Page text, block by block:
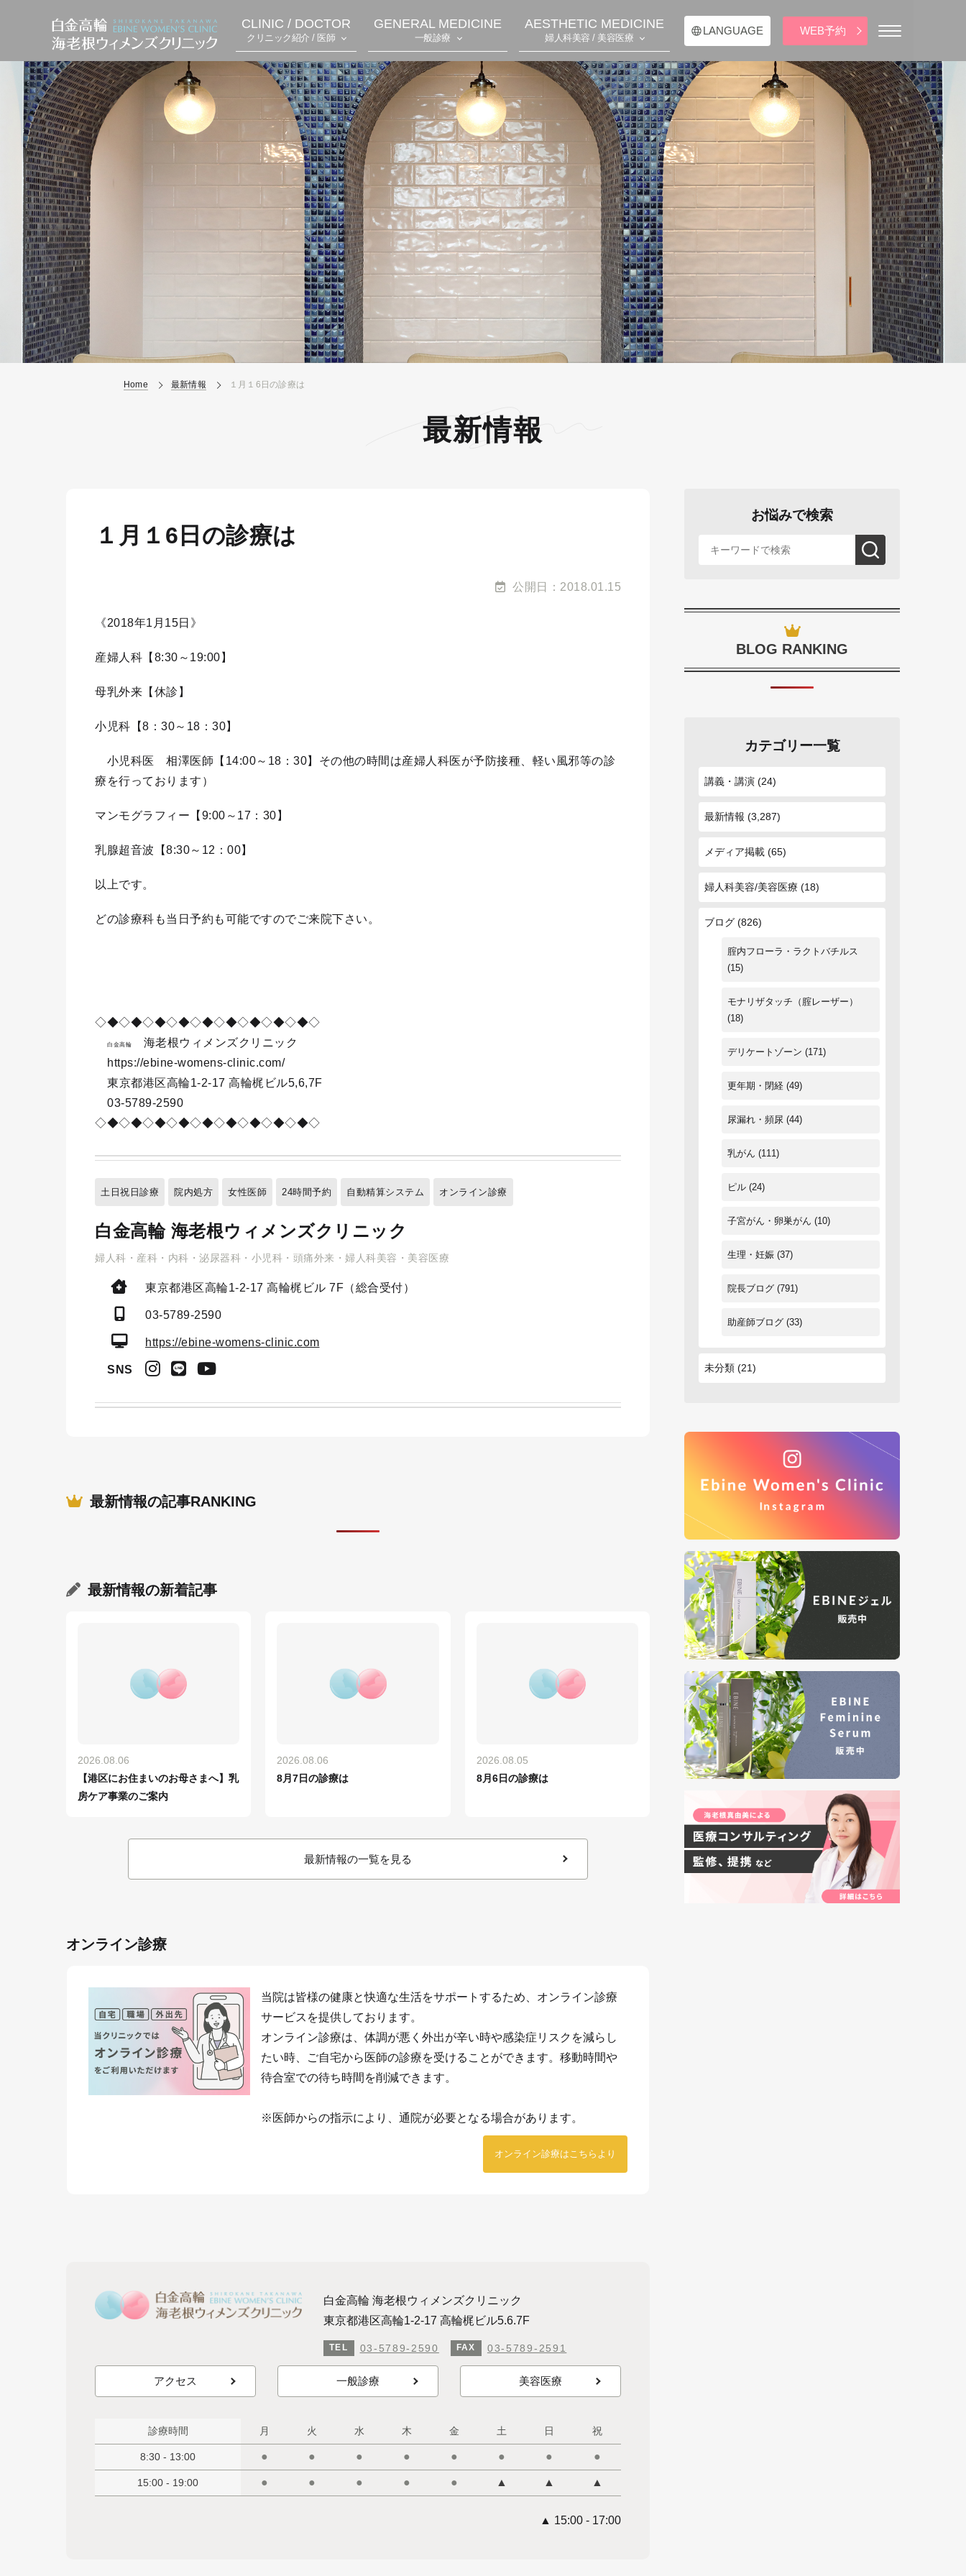
CLINIC / DOCTOR
クリニック紹介 / 医師
GENERAL MEDICINE
一般診療
AESTHETIC MEDICINE
婦人科美容 / 美容医療
LANGUAGE WEB予約
Home 最新情報 １月１6日の診療は
最新情報
１月１6日の診療は
公開日：2018.01.15
《2018年1月15日》
産婦人科【8:30～19:00】
母乳外来【休診】
小児科【8：30～18：30】
小児科医 相澤医師【14:00～18：30】その他の時間は産婦人科医が予防接種、軽い風邪等の診
療を行っております）
マンモグラフィー【9:00～17：30】
乳腺超音波【8:30～12：00】
以上です。
どの診療科も当日予約も可能ですのでご来院下さい。
◇◆◇◆◇◆◇◆◇◆◇◆◇◆◇◆◇◆◇
白金高輪
海老根ウィメンズクリニック
https://ebine-womens-clinic.com/
東京都港区高輪1-2-17 高輪梶ビル5,6,7F
03-5789-2590
◇◆◇◆◇◆◇◆◇◆◇◆◇◆◇◆◇◆◇
土日祝日診療 院内処方 女性医師 24時間予約 自動精算システム オンライン診療
白金高輪 海老根ウィメンズクリニック
婦人科・産科・内科・泌尿器科・小児科・頭痛外来・婦人科美容・美容医療
東京都港区高輪1-2-17 高輪梶ビル 7F（総合受付）
03-5789-2590
https://ebine-womens-clinic.com
SNS
最新情報の記事RANKING
最新情報の新着記事
2026.08.06
【港区にお住まいのお母さまへ】乳
房ケア事業のご案内
2026.08.06
8月7日の診療は
2026.08.05
8月6日の診療は
最新情報の一覧を見る
オンライン診療
当院は皆様の健康と快適な生活をサポートするため、オンライン診療
サービスを提供しております。
オンライン診療は、体調が悪く外出が辛い時や感染症リスクを減らし
たい時、ご自宅から医師の診療を受けることができます。移動時間や
待合室での待ち時間を削減できます。
※医師からの指示により、通院が必要となる場合があります。
オンライン診療はこちらより
白金高輪 海老根ウィメンズクリニック
東京都港区高輪1-2-17 高輪梶ビル5.6.7F
TEL 03-5789-2590 FAX 03-5789-2591
アクセス 一般診療 美容医療
診療時間 月 火 水 木 金 土 日 祝
8:30 - 13:00 ● ● ● ● ● ● ● ●
15:00 - 19:00 ● ● ● ● ● ▲ ▲ ▲
▲ 15:00 - 17:00
お悩みで検索
BLOG RANKING
カテゴリー一覧
講義・講演 (24)
最新情報 (3,287)
メディア掲載 (65)
婦人科美容/美容医療 (18)
ブログ (826)
腟内フローラ・ラクトバチルス
(15)
モナリザタッチ（腟レーザー）
(18)
デリケートゾーン (171)
更年期・閉経 (49)
尿漏れ・頻尿 (44)
乳がん (111)
ピル (24)
子宮がん・卵巣がん (10)
生理・妊娠 (37)
院長ブログ (791)
助産師ブログ (33)
未分類 (21)